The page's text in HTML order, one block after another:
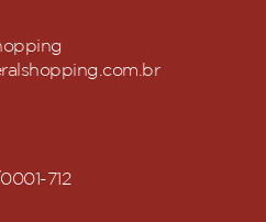
712